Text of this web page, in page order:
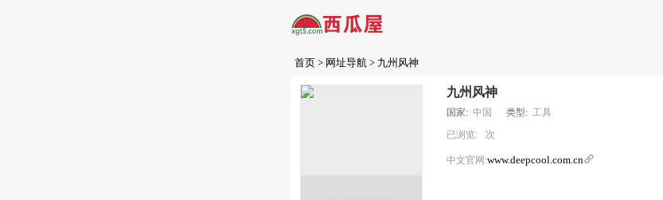
首页> 网址导航 > 九州风神
九州风神
国家: 中国 类型: 工具
已浏览: 次
中文官网:www.deepcool.com.cn